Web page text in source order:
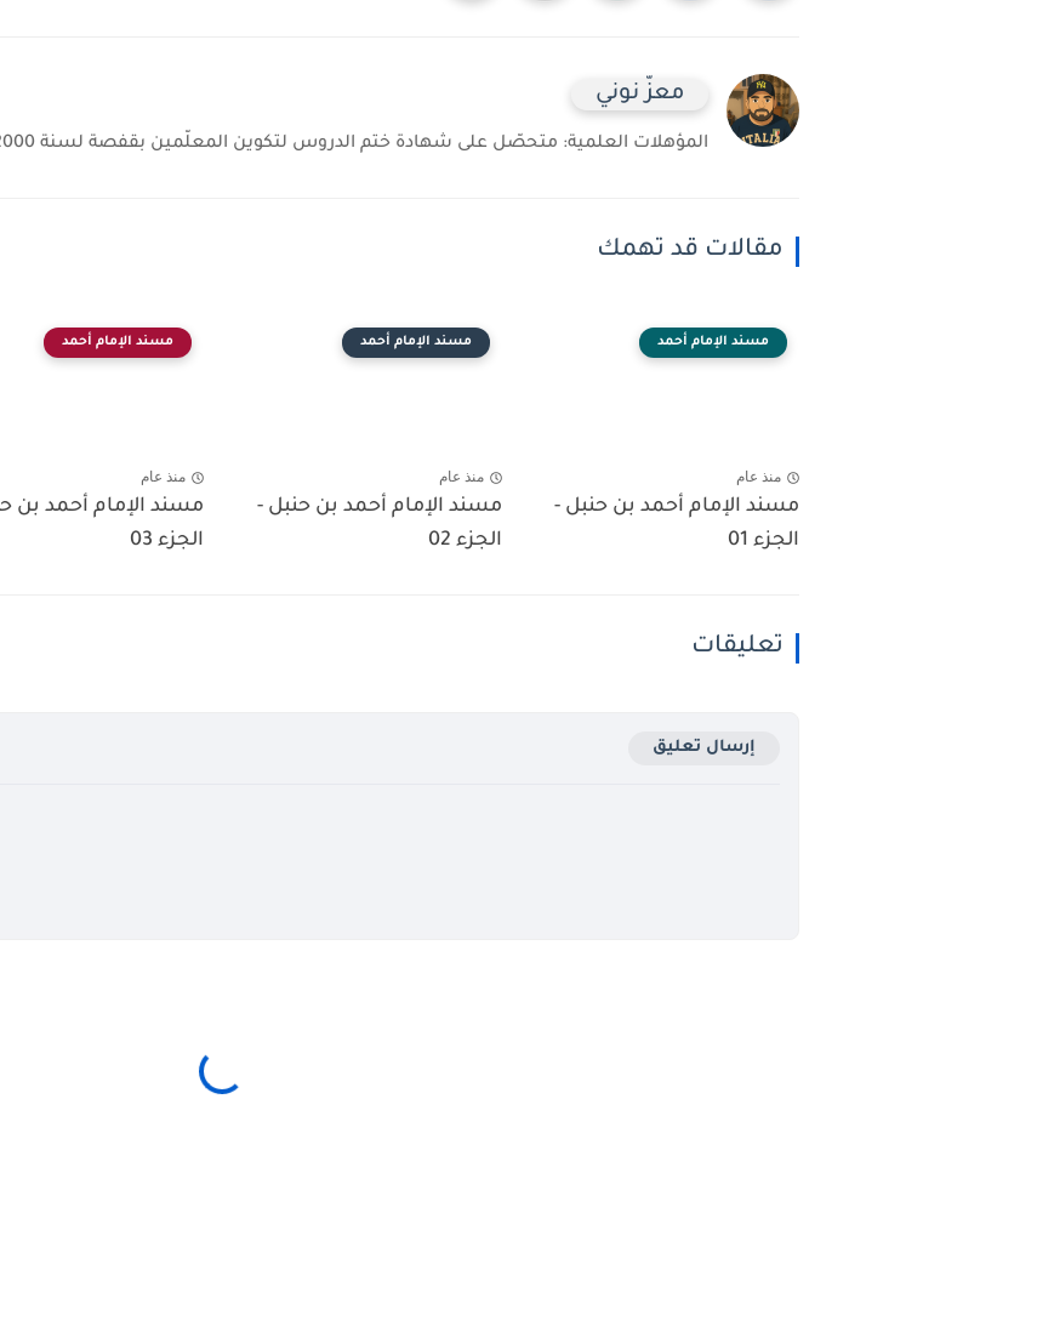
معزّ نوني
المؤهلات العلمية: متحصّل على شهادة ختم الدروس لتكوين المعلّمين بقفصة لسنة 2000 المهنة: أستاذ مدارس ابتدائية
مقالات قد تهمك
مسند الإمام أحمد
منذ عام
مسند الإمام أحمد بن حنبل -
الجزء 01
مسند الإمام أحمد
منذ عام
مسند الإمام أحمد بن حنبل -
الجزء 02
مسند الإمام أحمد
منذ عام
مسند الإمام أحمد بن
الجزء 03
تعليقات
إرسال تعليق